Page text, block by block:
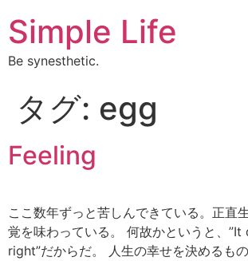
Simple Life
Be synesthetic.
タグ: egg
Feeling
ここ数年ずっと苦しんできている。正直
覚を味わっている。 何故かというと、”It
right”だからだ。 人生の幸せを決めるも